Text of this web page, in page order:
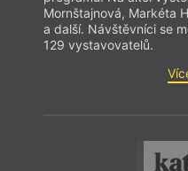
Mornštajnová, Markéta
a další. Návštěvníci se
129 vystavovatelů.